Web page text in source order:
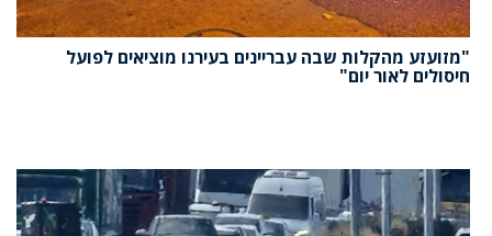
"מזועזע מהקלות שבה עבריינים בעירנו מוציאים לפועל
חיסולים לאור יום"